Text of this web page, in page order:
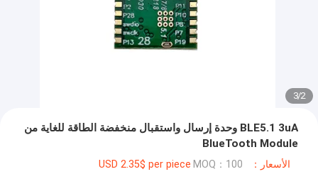
2
/
3
BLE5.1 3uA وحدة إرسال واستقبال منخفضة الطاقة للغاية من
BlueTooth Module
الأسعار：USD 2.35$ per piece MOQ：100